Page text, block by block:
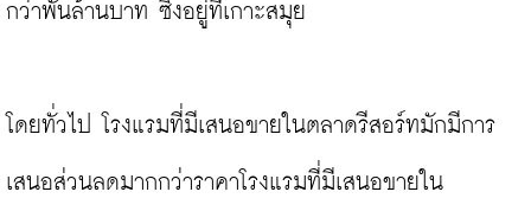
กว่าพันล้านบาท ซึ่งอยู่ที่เกาะสมุย
โดยทั่วไป โรงแรมที่มีเสนอขายในตลาดรีสอร์ทมักมีการ
เสนอส่วนลดมากกว่าราคาโรงแรมที่มีเสนอขายใน